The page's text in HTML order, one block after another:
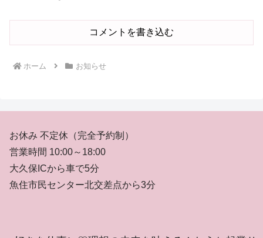
コメントを書き込む
ホーム お知らせ
お休み 不定休（完全予約制）
営業時間 10:00～18:00
大久保ICから車で5分
魚住市民センター北交差点から3分